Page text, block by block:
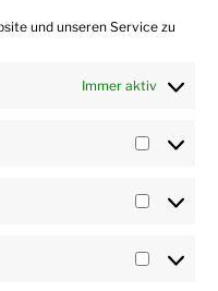
und unseren Service zu
Immer aktiv